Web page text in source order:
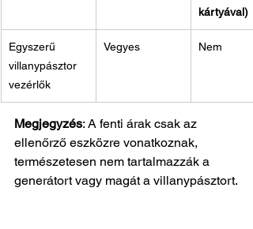
kártyával)
Egyszerű
villanypásztor
vezérlők
Vegyes Nem
Megjegyzés: A fenti árak csak az
ellenőrző eszközre vonatkoznak,
természetesen nem tartalmazzák a
generátort vagy magát a villanypásztort.